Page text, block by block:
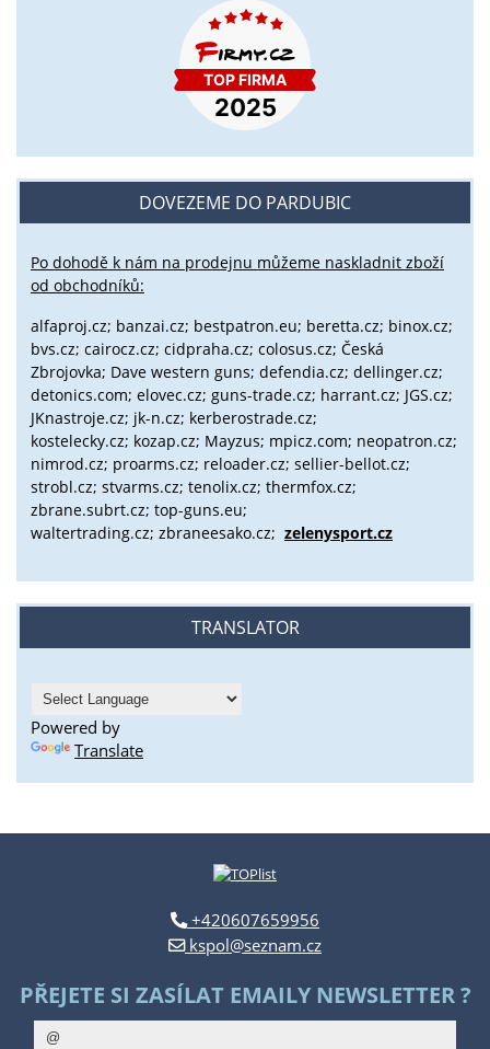
DOVEZEME DO PARDUBIC
Po dohodě k nám na prodejnu můžeme naskladnit zboží
od obchodníků:
alfaproj.cz; banzai.cz; bestpatron.eu; beretta.cz; binox.cz;
bvs.cz; cairocz.cz; cidpraha.cz; colosus.cz; Česká
Zbrojovka; Dave western guns; defendia.cz; dellinger.cz;
detonics.com; elovec.cz; guns-trade.cz; harrant.cz; JGS.cz;
JKnastroje.cz; jk-n.cz; kerberostrade.cz;
kostelecky.cz; kozap.cz; Mayzus; mpicz.com; neopatron.cz;
nimrod.cz; proarms.cz; reloader.cz; sellier-bellot.cz;
strobl.cz; stvarms.cz; tenolix.cz; thermfox.cz;
zbrane.subrt.cz; top-guns.eu;
waltertrading.cz; zbraneesako.cz; zelenysport.cz
TRANSLATOR
Powered by
Translate
+420607659956
kspol@seznam.cz
PŘEJETE SI ZASÍLAT EMAILY NEWSLETTER ?